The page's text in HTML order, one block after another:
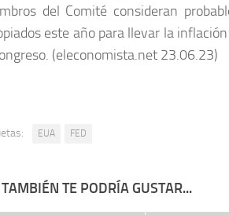
del Comité consideran
este año para llevar la
(eleconomista.net 23.06.23)
EUA FED
TAMBIÉN TE PODRÍA GUSTAR...